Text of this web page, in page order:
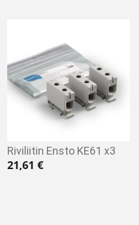
Riviliitin Ensto KE61 x3
21,61 €